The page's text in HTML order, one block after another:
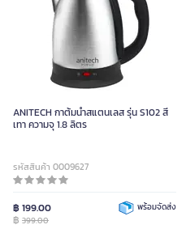
ANITECH กาต้มน้ำสแตนเลส รุ่น S102 สี
เทา ความจุ 1.8 ลิตร
รหัสสินค้า 0009627
฿ 199.00
฿ 399.00
พร้อมจัดส่ง